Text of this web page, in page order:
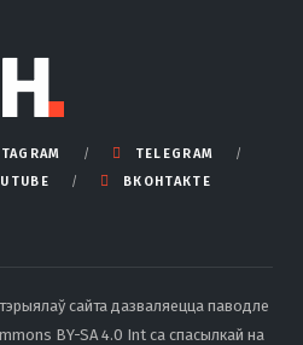
TELEGRAM
ВКОНТАКТЕ
сайта дазваляецца паводле
BY-SA 4.0 Int са спасылкай на